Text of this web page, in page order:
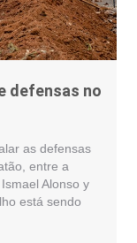
defensas no
as defensas
entre a
Alonso y
está sendo